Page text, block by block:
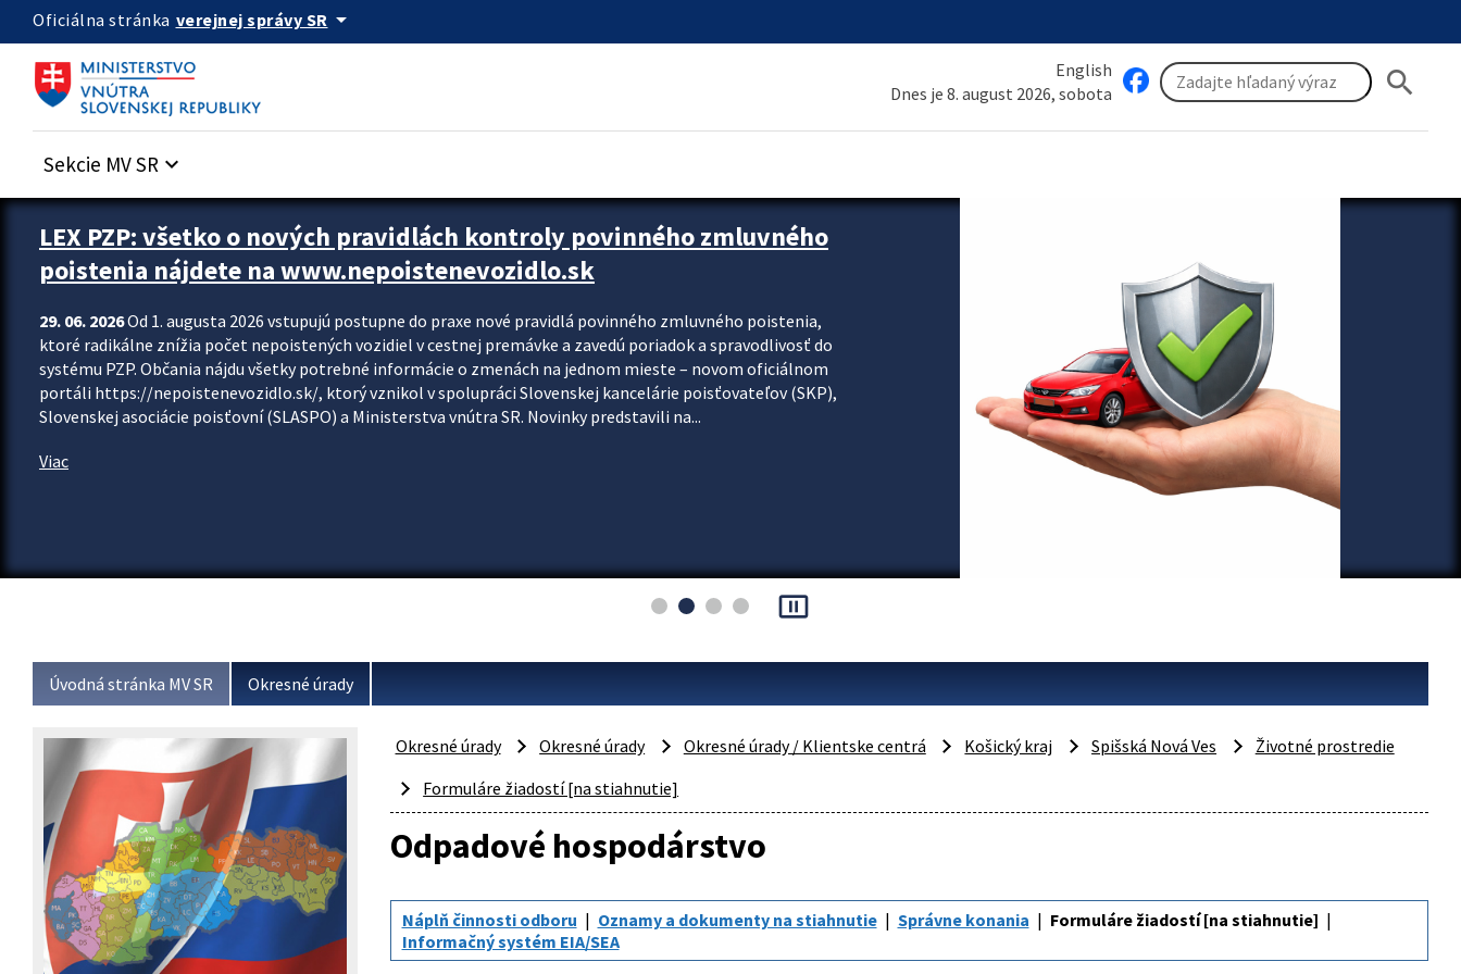
Preskocit na hlavný obsah
Oficiálna stránka verejnej správy SR arrow_drop_down
English
Dnes je 8. august 2026, sobota
search
Sekcie MV SR keyboard_arrow_down
Zastavit automatický posun upútavok
LEX PZP: všetko o nových pravidlách kontroly povinného zmluvného
poistenia nájdete na www.nepoistenevozidlo.sk
29. 06. 2026Od 1. augusta 2026 vstupujú postupne do praxe nové pravidlá povinného zmluvného poistenia,
ktoré radikálne znížia počet nepoistených vozidiel v cestnej premávke a zavedú poriadok a spravodlivosť do
systému PZP. Občania nájdu všetky potrebné informácie o zmenách na jednom mieste – novom oficiálnom
portáli https://nepoistenevozidlo.sk/, ktorý vznikol v spolupráci Slovenskej kancelárie poisťovateľov (SKP),
Slovenskej asociácie poisťovní (SLASPO) a Ministerstva vnútra SR. Novinky predstavili na...
Viac
pause_presentation
Úvodná stránka MV SR Okresné úrady
Okresné úrady Okresné úrady Okresné úrady / Klientske centrá Košický kraj Spišská Nová Ves
Životné prostredie
Formuláre žiadostí [na stiahnutie]
Odpadové hospodárstvo
Náplň činnosti odboru Oznamy a dokumenty na stiahnutie Správne konania
Formuláre žiadostí [na stiahnutie]
Informačný systém EIA/SEA